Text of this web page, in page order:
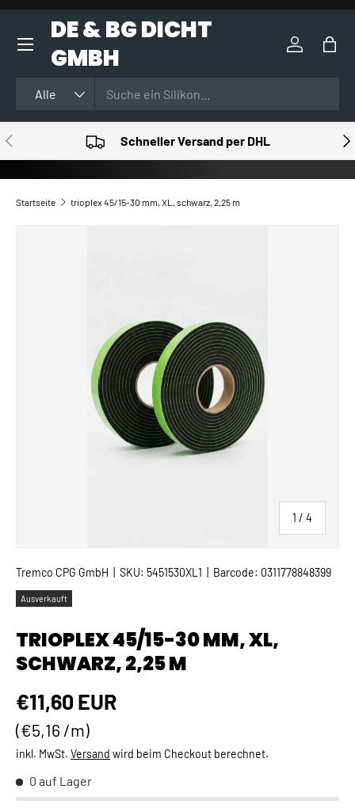
DIREKT ZUM INHALT
DE & BG DICHT
GMBH
Alle
Einloggen
VORHERIGE Schneller Versand per DHL
Startseite trioplex 45/15-30 mm, XL, schwarz, 2,25 m
1 / von
4
Tremco CPG GmbH SKU: 5451530XL1 Barcode: 0311778848399
Ausverkauft
TRIOPLEX 45/15-30 MM, XL,
SCHWARZ, 2,25 M
Normaler Preis
€11,60 EUR
Grundpreis
€5,16 /m
inkl. MwSt. Versand wird beim Checkout berechnet.
0 auf Lager